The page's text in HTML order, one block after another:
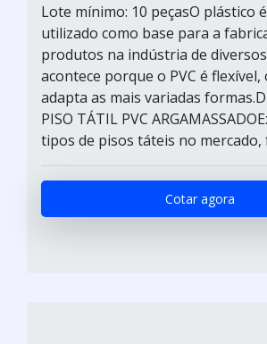
Lote mínimo: 10 peçasO plástico
utilizado como base para a
produtos na indústria de
acontece porque o PVC é flexível,
adapta as mais variadas
PISO TÁTIL PVC
tipos de pisos táteis no mercado,
Cotar agora